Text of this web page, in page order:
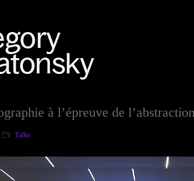
à l’épreuve de
Talks